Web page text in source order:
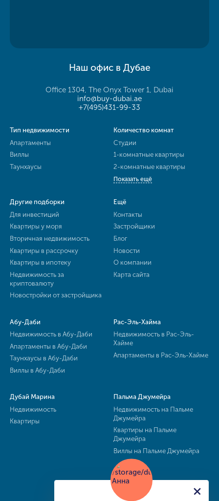
Наш офис в Дубае
Office 1304, The Onyx Tower 1, Dubai
info@buy-dubai.ae
+7(495)431-99-33
Тип недвижимости
Апартаменты
Виллы
Таунхаусы
Количество комнат
Студии
1-комнатные квартиры
2-комнатные квартиры
Показать ещё
Другие подборки
Для инвестиций
Квартиры у моря
Вторичная недвижимость
Квартиры в рассрочку
Квартиры в ипотеку
Недвижимость за
криптовалюту
Новостройки от застройщика
Ещё
Контакты
Застройщики
Блог
Новости
О компании
Карта сайта
Абу-Даби
Недвижимость в Абу-Даби
Апартаменты в Абу-Даби
Таунхаусы в Абу-Даби
Виллы в Абу-Даби
Рас-Эль-Хайма
Недвижимость в Рас-Эль-
Хайме
Апартаменты в Рас-Эль-Хайме
Дубай Марина
Недвижимость
Квартиры
Пальма Джумейра
Недвижимость на Пальме
Джумейра
Квартиры на Пальме
Джумейра
Виллы на Пальме Джумейра